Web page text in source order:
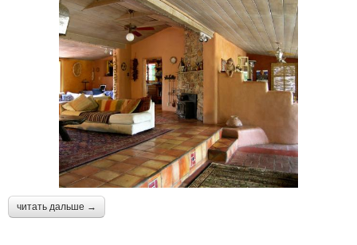
читать дальше →